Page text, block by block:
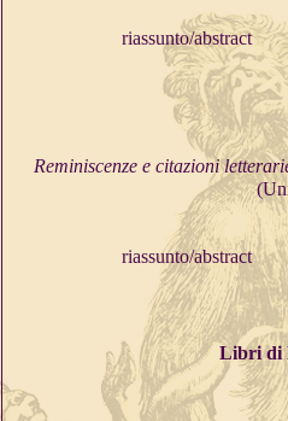
riassunto/abstract
Reminiscenze e citazioni
riassunto/abstract
Libri di